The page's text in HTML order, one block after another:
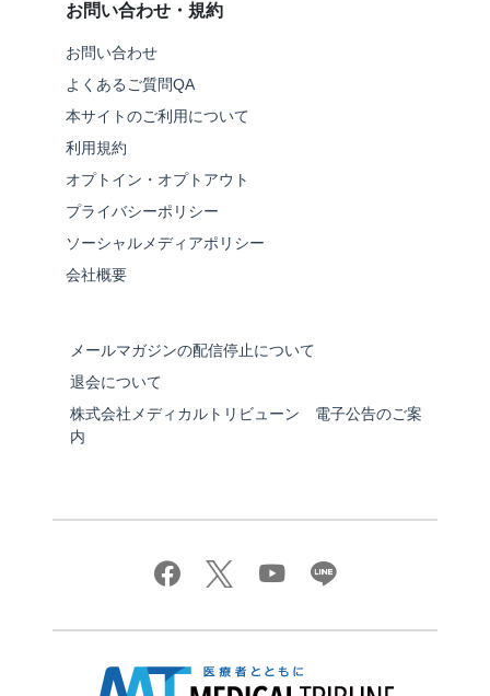
お問い合わせ・規約
お問い合わせ
よくあるご質問QA
本サイトのご利用について
利用規約
オプトイン・オプトアウト
プライバシーポリシー
ソーシャルメディアポリシー
会社概要
メールマガジンの配信停止について
退会について
株式会社メディカルトリビューン 電子公告のご案
内